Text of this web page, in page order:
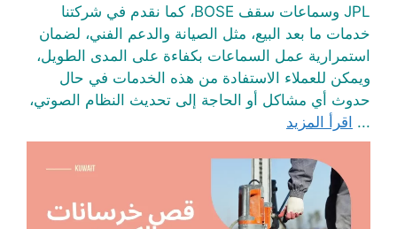
JPL وسماعات سقف BOSE، كما نقدم في شركتنا
خدمات ما بعد البيع، مثل الصيانة والدعم الفني، لضمان
استمرارية عمل السماعات بكفاءة على المدى الطويل،
ويمكن للعملاء الاستفادة من هذه الخدمات في حال
حدوث أي مشاكل أو الحاجة إلى تحديث النظام الصوتي،
... اقرأ المزيد